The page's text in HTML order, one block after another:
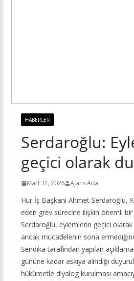
HABERLER
Serdaroğlu:
geçici olarak
Mart 31, 2026 Ajans Ada
Hür İş Başkanı Ahmet Serdaroğlu,
eden grev sürecine ilişkin önemli bir
Serdaroğlu, eylemlerin geçici
ancak mücadelenin sona ermediğini
Sendika tarafından yapılan
gününe kadar askıya alındığı
hükümetle diyalog kurulması